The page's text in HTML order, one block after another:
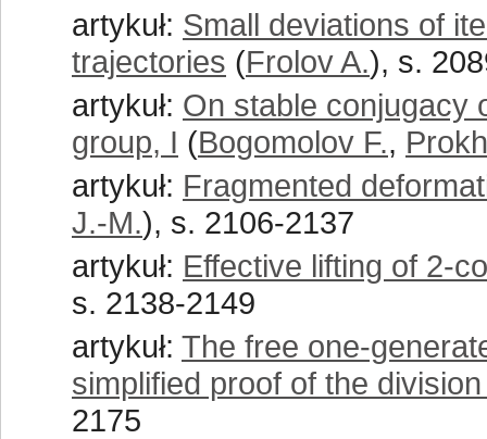
artykuł: Small deviations of
trajectories (Frolov A.), s.
artykuł: On stable conjugacy
group, I (Bogomolov F.,
artykuł: Fragmented
J.-M.), s. 2106-2137
artykuł: Effective lifting of 2-
s. 2138-2149
artykuł: The free one-
simplified proof of the
2175